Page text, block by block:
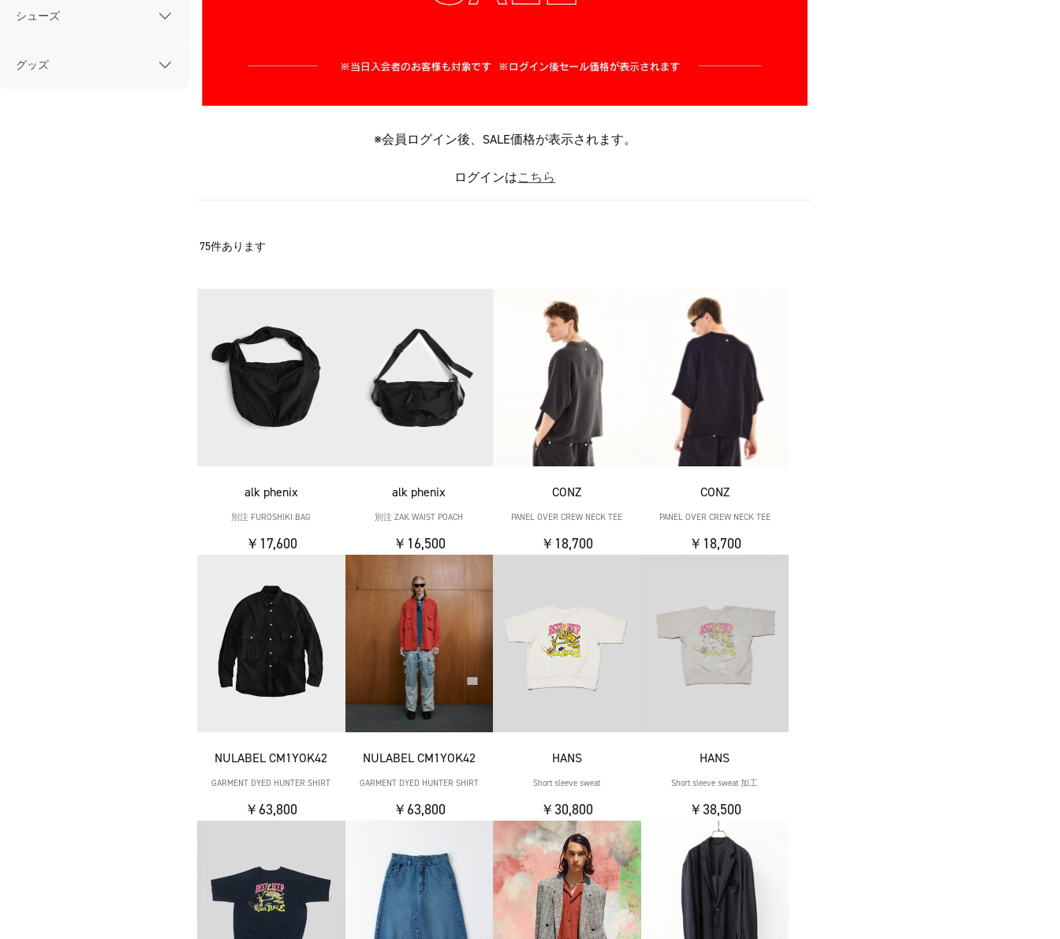
シューズ
グッズ
※会員ログイン後、SALE価格が表示されます。
ログインはこちら
75件あります
alk phenix
別注 FUROSHIKI BAG
￥17,600
alk phenix
別注 ZAK WAIST POACH
￥16,500
CONZ
PANEL OVER CREW NECK TEE
￥18,700
CONZ
PANEL OVER CREW NECK TEE
￥18,700
NULABEL CM1YOK42
GARMENT DYED HUNTER SHIRT
￥63,800
NULABEL CM1YOK42
GARMENT DYED HUNTER SHIRT
￥63,800
HANS
Short sleeve sweat
￥30,800
HANS
Short sleeve sweat 加工
￥38,500